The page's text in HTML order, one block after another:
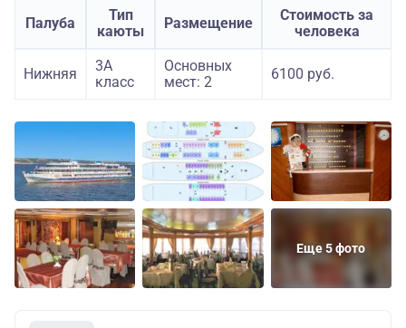
Палуба
Тип
каюты
Размещение
Стоимость за
человека
Нижняя
3А
класс
Основных
мест: 2
6100 руб.
Еще 5 фото